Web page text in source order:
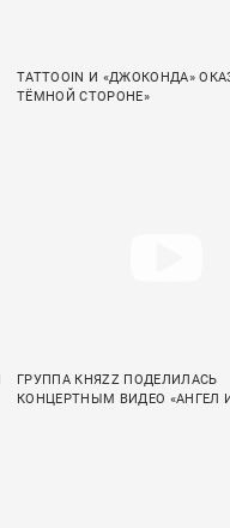
TATTOOIN И «ДЖОКОНДА»
ТЁМНОЙ СТОРОНЕ»
ГРУППА КНЯZZ ПОДЕЛИЛАСЬ
КОНЦЕРТНЫМ ВИДЕО «АНГЕЛ